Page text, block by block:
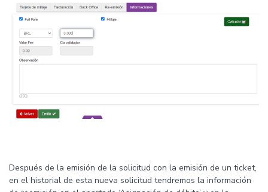
Después de la emisión de la solicitud con la emisión de un ticket,
en el historial de esta nueva solicitud tendremos la información